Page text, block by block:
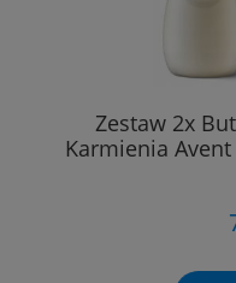
Zestaw 2x
Karmienia